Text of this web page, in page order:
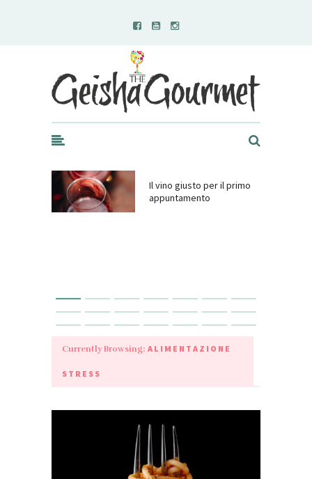
Geisha Gourmet
Il vino giusto per il primo
appuntamento
Currently Browsing: ALIMENTAZIONE
STRESS